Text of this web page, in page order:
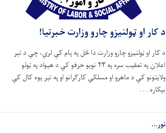
د کار او ټولنیزو چارو وزارت خبرتیا!
د کار او ټولنیزو چارو وزارت دا ځل په پام کې لري، چې د تېر
اعلان په تعقیب سره په ۲۳ نویو حرفو کې د هېواد په ټولو
ولایتونو کې د ماهرو او مسلکي کارګرانو او په تېر یوه کال کې
بېکاره . . .
نور...